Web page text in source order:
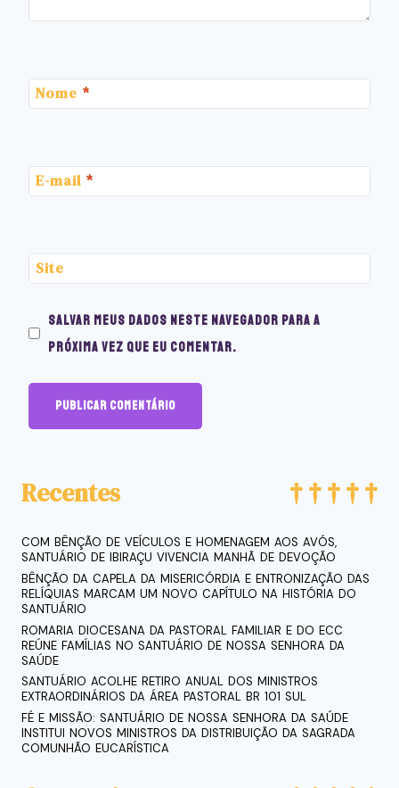
Nome *
E-mail *
Site
Salvar meus dados neste navegador para a
próxima vez que eu comentar.
Recentes
COM BÊNÇÃO DE VEÍCULOS E HOMENAGEM AOS AVÓS,
SANTUÁRIO DE IBIRAÇU VIVENCIA MANHÃ DE DEVOÇÃO
BÊNÇÃO DA CAPELA DA MISERICÓRDIA E ENTRONIZAÇÃO DAS
RELÍQUIAS MARCAM UM NOVO CAPÍTULO NA HISTÓRIA DO
SANTUÁRIO
ROMARIA DIOCESANA DA PASTORAL FAMILIAR E DO ECC
REÚNE FAMÍLIAS NO SANTUÁRIO DE NOSSA SENHORA DA
SAÚDE
SANTUÁRIO ACOLHE RETIRO ANUAL DOS MINISTROS
EXTRAORDINÁRIOS DA ÁREA PASTORAL BR 101 SUL
FÉ E MISSÃO: SANTUÁRIO DE NOSSA SENHORA DA SAÚDE
INSTITUI NOVOS MINISTROS DA DISTRIBUIÇÃO DA SAGRADA
COMUNHÃO EUCARÍSTICA